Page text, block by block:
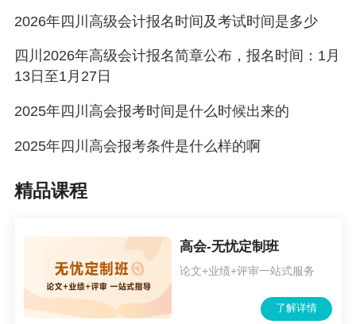
2026年四川高级会计报名时间及考试时间是多少
四川2026年高级会计报名简章公布，报名时间：1月
13日至1月27日
2025年四川高会报考时间是什么时候出来的
2025年四川高会报考条件是什么样的啊
精品课程
高会-无忧定制班
论文+业绩+评审一站式服务
了解详情